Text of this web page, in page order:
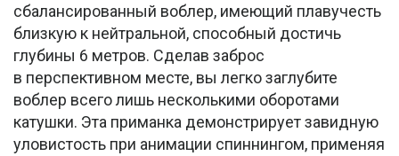
сбалансированный воблер, имеющий плавучесть
близкую к нейтральной, способный достичь
глубины 6 метров. Сделав заброс
в перспективном месте, вы легко заглубите
воблер всего лишь несколькими оборотами
катушки. Эта приманка демонстрирует завидную
уловистость при анимации спиннингом, применяя